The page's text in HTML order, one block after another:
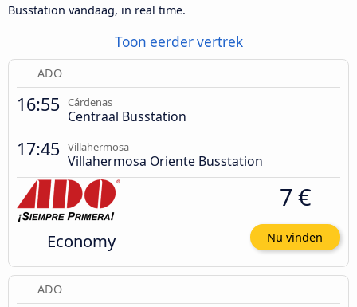
Busstation vandaag, in real time.
Toon eerder vertrek
ADO
16:55 Cárdenas
Centraal Busstation
17:45 Villahermosa
Villahermosa Oriente Busstation
Economy
7 €
Nu vinden
ADO